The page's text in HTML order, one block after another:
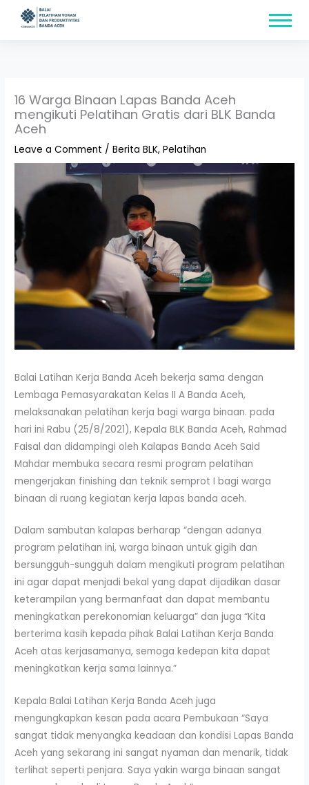
content
16 Warga Binaan Lapas Banda Aceh
mengikuti Pelatihan Gratis dari BLK Banda
Aceh
Leave a Comment /Berita BLK,Pelatihan
Balai Latihan Kerja Banda Aceh bekerja sama dengan
Lembaga Pemasyarakatan Kelas II A Banda Aceh,
melaksanakan pelatihan kerja bagi warga binaan. pada
hari ini Rabu (25/8/2021), Kepala BLK Banda Aceh, Rahmad
Faisal dan didampingi oleh Kalapas Banda Aceh Said
Mahdar membuka secara resmi program pelatihan
mengerjakan finishing dan teknik semprot I bagi warga
binaan di ruang kegiatan kerja lapas banda aceh.
Dalam sambutan kalapas berharap “dengan adanya
program pelatihan ini, warga binaan untuk gigih dan
bersungguh-sungguh dalam mengikuti program pelatihan
ini agar dapat menjadi bekal yang dapat dijadikan dasar
keterampilan yang bermanfaat dan dapat membantu
meningkatkan perekonomian keluarga” dan juga “Kita
berterima kasih kepada pihak Balai Latihan Kerja Banda
Aceh atas kerjasamanya, semoga kedepan kita dapat
meningkatkan kerja sama lainnya.”
Kepala Balai Latihan Kerja Banda Aceh juga
mengungkapkan kesan pada acara Pembukaan “Saya
sangat tidak menyangka keadaan dan kondisi Lapas Banda
Aceh yang sekarang ini sangat nyaman dan menarik, tidak
terlihat seperti penjara. Saya yakin warga binaan sangat